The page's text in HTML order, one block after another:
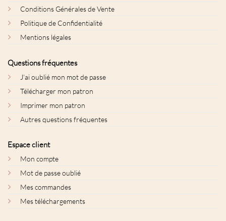
Conditions Générales de Vente
Politique de Confidentialité
Mentions légales
Questions fréquentes
J'ai oublié mon mot de passe
Télécharger mon patron
Imprimer mon patron
Autres questions fréquentes
Espace client
Mon compte
Mot de passe oublié
Mes commandes
Mes téléchargements